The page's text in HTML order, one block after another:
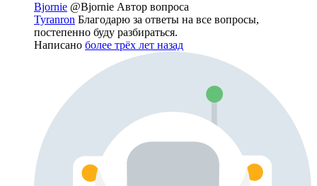
Bjornie @Bjornie Автор вопроса
Tyranron Благодарю за ответы на все вопросы,
постепенно буду разбираться.
Написано более трёх лет назад